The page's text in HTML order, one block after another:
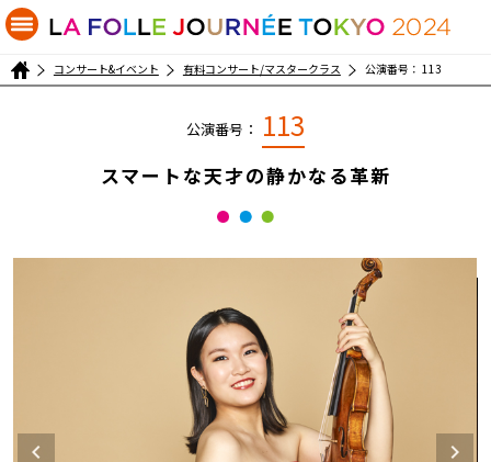
コンサート&イベント 有料コンサート/マスタークラス 公演番号： 113
公演番号： 113
スマートな天才の静かなる革新